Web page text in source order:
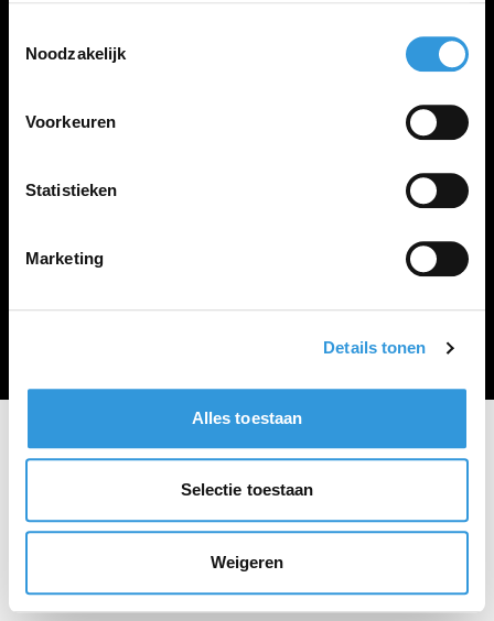
Noodzakelijk
Voorkeuren
Statistieken
Marketing
Details tonen
Alles toestaan
Selectie toestaan
Weigeren